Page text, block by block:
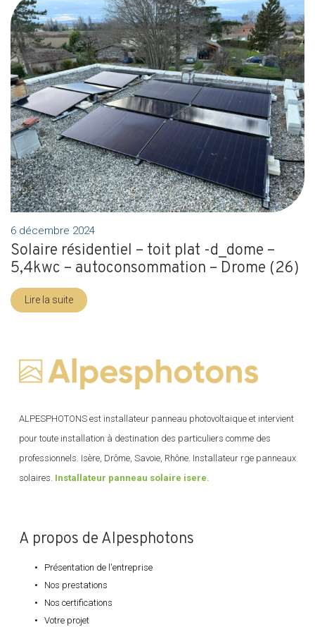
6 décembre 2024
Solaire résidentiel – toit plat -d_dome –
5,4kwc – autoconsommation – Drome (26)
Lire la suite
ALPESPHOTONS est installateur panneau photovoltaique et intervient
pour toute installation à destination des particuliers comme des
professionnels. Isère, Drôme, Savoie, Rhône. Installateur rge panneaux
solaires. Installateur panneau solaire isere.
A propos de Alpesphotons
Présentation de l'entreprise
Nos prestations
Nos certifications
Votre projet